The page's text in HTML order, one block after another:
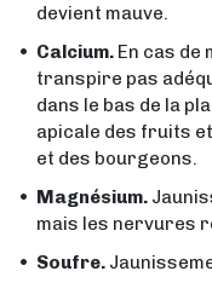
devient mauve.
Calcium. En cas de
transpire pas
dans le bas de la
apicale des fruits
et des bourgeons.
Magnésium.
mais les nervures
Soufre.